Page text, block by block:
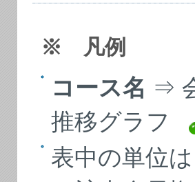
※ 凡例
コース名 ⇒
推移グラフ
表中の単位